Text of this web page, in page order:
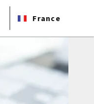
France